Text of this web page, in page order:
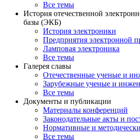
Все темы
История отечественной
базы (ЭКБ)
История электроники
Предприятия электронной
Ламповая электроника
Все темы
Галерея славы
Отечественные ученые и
Зарубежные ученые и
Все темы
Документы и публикации
Материалы конференций
Законодательные акты и
Нормативные и
Все темы